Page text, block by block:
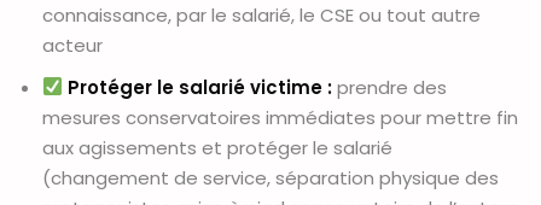
connaissance, par le salarié, le CSE ou tout autre
acteur
Protéger le salarié victime :prendre des
mesures conservatoires immédiates pour mettre fin
aux agissements et protéger le salarié
(changement de service, séparation physique des